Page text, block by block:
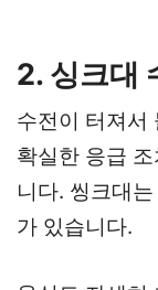
2. 싱크대
수전이 터져서
확실한 응급
니다. 씽크대
가 있습니다.